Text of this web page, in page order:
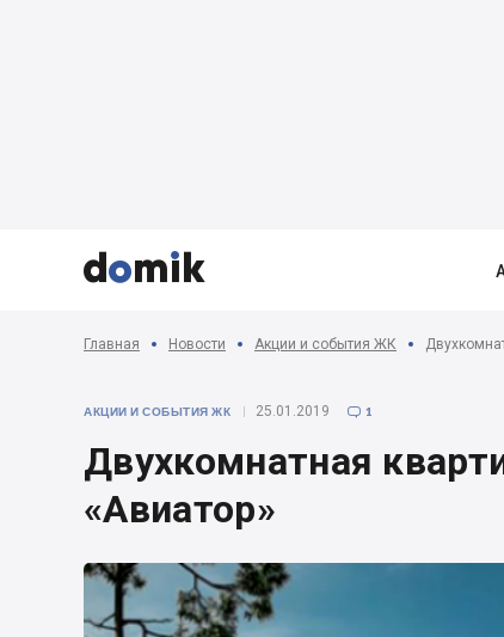



Главная Новости Акции и события ЖК
АКЦИИ И СОБЫТИЯ ЖК 25.01.2019  1
Двухкомнатная
«Авиатор»